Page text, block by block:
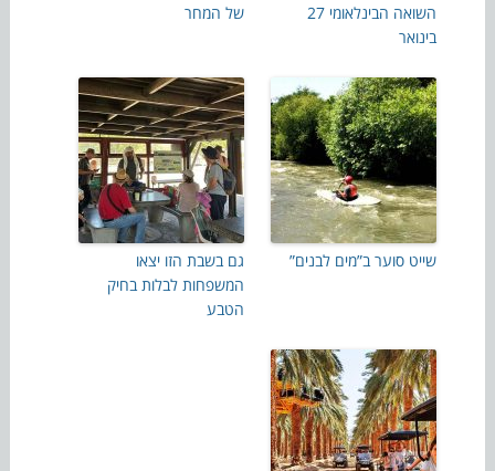
השואה הבינלאומי 27
בינואר
של המחר
שייט סוער ב”מים לבנים”
גם בשבת הזו יצאו
המשפחות לבלות בחיק
הטבע